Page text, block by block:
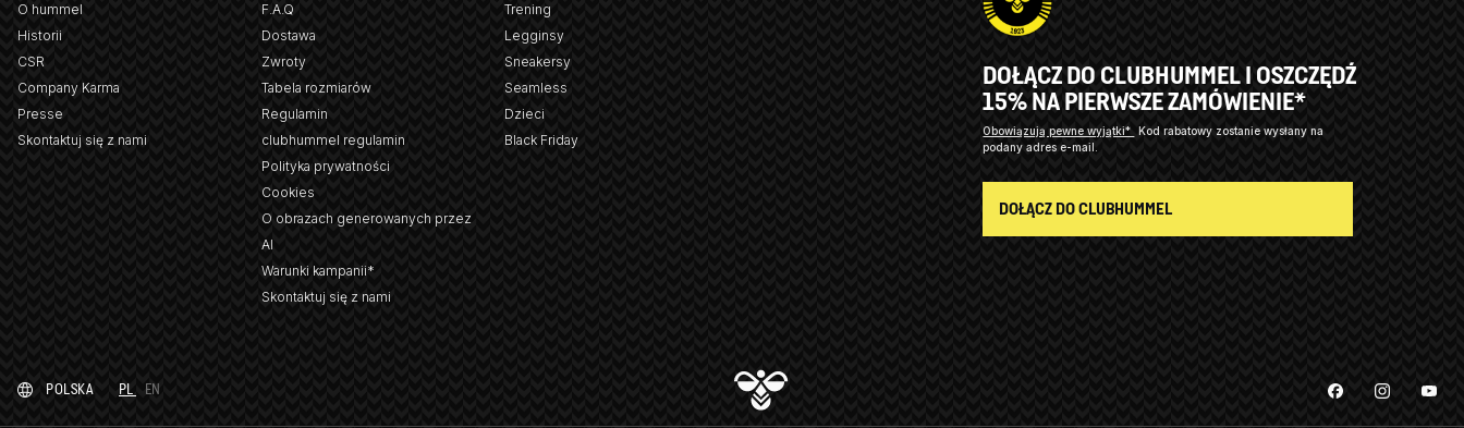
O hummel
Historii
CSR
Company Karma
Presse
Skontaktuj się z nami
F.A.Q
Dostawa
Zwroty
Tabela rozmiarów
Regulamin
clubhummel regulamin
Polityka prywatności
Cookies
O obrazach generowanych przez
AI
Warunki kampanii*
Skontaktuj się z nami
Trening
Legginsy
Sneakersy
Seamless
Dzieci
Black Friday
DOŁĄCZ DO CLUBHUMMEL I OSZCZĘDŹ
15% NA PIERWSZE ZAMÓWIENIE*
Obowiązują pewne wyjątki* Kod rabatowy zostanie wysłany na
podany adres e-mail.
DOŁĄCZ DO CLUBHUMMEL
POLSKA PL EN